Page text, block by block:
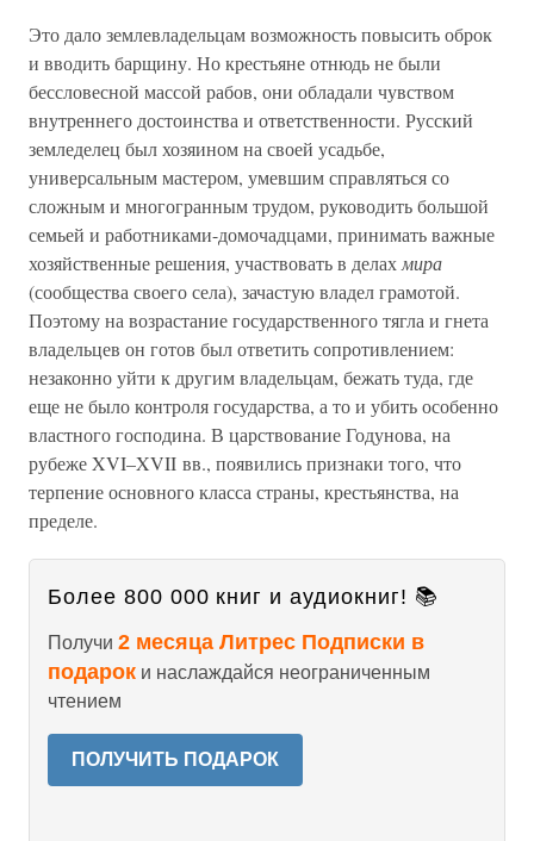
Это дало землевладельцам возможность повысить оброк
и вводить барщину. Но крестьяне отнюдь не были
бессловесной массой рабов, они обладали чувством
внутреннего достоинства и ответственности. Русский
земледелец был хозяином на своей усадьбе,
универсальным мастером, умевшим справляться со
сложным и многогранным трудом, руководить большой
семьей и работниками-домочадцами, принимать важные
хозяйственные решения, участвовать в делах мира
(сообщества своего села), зачастую владел грамотой.
Поэтому на возрастание государственного тягла и гнета
владельцев он готов был ответить сопротивлением:
незаконно уйти к другим владельцам, бежать туда, где
еще не было контроля государства, а то и убить особенно
властного господина. В царствование Годунова, на
рубеже XVI–XVII вв., появились признаки того, что
терпение основного класса страны, крестьянства, на
пределе.
Более 800 000 книг и аудиокниг! 📚
Получи 2 месяца Литрес Подписки в
подарок и наслаждайся неограниченным
чтением
ПОЛУЧИТЬ ПОДАРОК